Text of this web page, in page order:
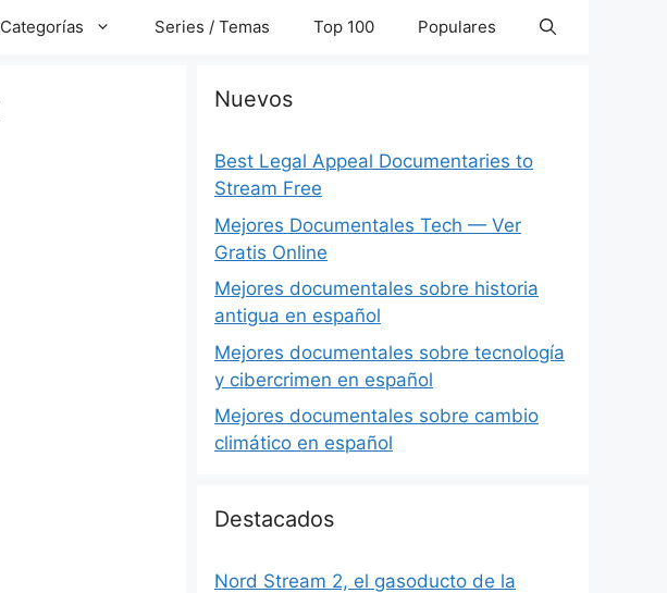
Categorías Series / Temas Top 100 Populares
Nuevos
Best Legal Appeal Documentaries to
Stream Free
Mejores Documentales Tech — Ver
Gratis Online
Mejores documentales sobre historia
antigua en español
Mejores documentales sobre tecnología
y cibercrimen en español
Mejores documentales sobre cambio
climático en español
Destacados
Nord Stream 2, el gasoducto de la